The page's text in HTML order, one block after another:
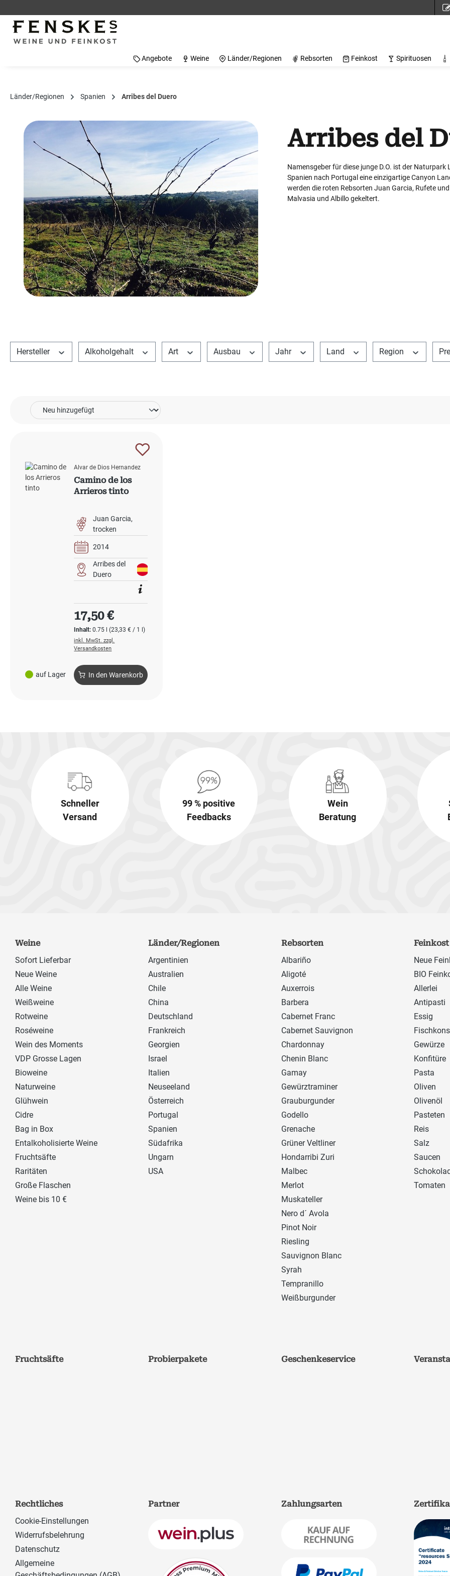
Angebote Weine Länder/Regionen Rebsorten Feinkost Spirituosen
Länder/Regionen Spanien Arribes del Duero
Arribes del
Namensgeber für diese junge D.O. ist der Naturpark
Spanien nach Portugal eine einzigartige Canyon
werden die roten Rebsorten Juan Garcia, Rufete
Malvasia und Albillo gekeltert.
Hersteller Alkoholgehalt Art Ausbau Jahr Land Region
auf Lager
Alvar de Dios Hernandez
Camino de los
Arrieros tinto
Juan Garcia
trocken
2014
Arribes del
Duero
Inhalt:0.75 l(23,33 € / 1 l)
Regulärer Preis:
17,50 €
inkl. MwSt. zzgl.
Versandkosten
In den Warenkorb
Schneller
Versand
99 % positive
Feedbacks
Wein
Beratung
Weine
Sofort Lieferbar
Neue Weine
Alle Weine
Weißweine
Rotweine
Roséweine
Wein des Moments
VDP Grosse Lagen
Bioweine
Naturweine
Glühwein
Cidre
Bag in Box
Entalkoholisierte Weine
Fruchtsäfte
Raritäten
Große Flaschen
Weine bis 10 €
Länder/Regionen
Argentinien
Australien
Chile
China
Deutschland
Frankreich
Georgien
Israel
Italien
Neuseeland
Österreich
Portugal
Spanien
Südafrika
Ungarn
USA
Rebsorten
Albariño
Aligoté
Auxerrois
Barbera
Cabernet Franc
Cabernet Sauvignon
Chardonnay
Chenin Blanc
Gamay
Gewürztraminer
Grauburgunder
Godello
Grenache
Grüner Veltliner
Hondarribi Zuri
Malbec
Merlot
Muskateller
Nero d´ Avola
Pinot Noir
Riesling
Sauvignon Blanc
Syrah
Tempranillo
Weißburgunder
Feinkost
Neue
BIO
Allerlei
Antipasti
Essig
Gewürze
Konfitüre
Pasta
Oliven
Olivenöl
Pasteten
Reis
Salz
Saucen
Tomaten
Fruchtsäfte Probierpakete Geschenkeservice
Rechtliches
Cookie-Einstellungen
Widerrufsbelehrung
Datenschutz
Allgemeine
Partner Zahlungsarten